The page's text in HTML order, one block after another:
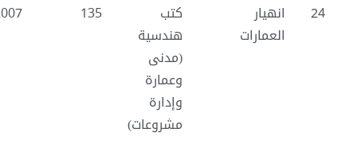
24
انهيار
العمارات
كتب
هندسية
(مدنى
وعمارة
وإدارة
مشروعات)
135